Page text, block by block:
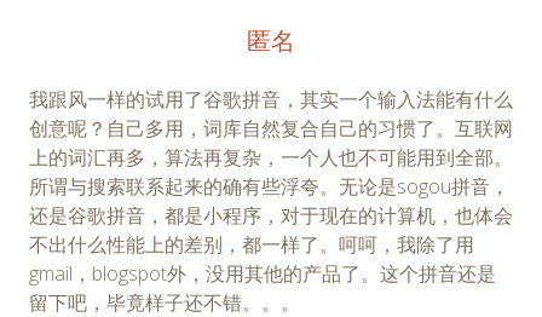
匿名
我跟风一样的试用了谷歌拼音，其实一个输入法能有什么
创意呢？自己多用，词库自然复合自己的习惯了。互联网
上的词汇再多，算法再复杂，一个人也不可能用到全部。
所谓与搜索联系起来的确有些浮夸。无论是sogou拼音，
还是谷歌拼音，都是小程序，对于现在的计算机，也体会
不出什么性能上的差别，都一样了。呵呵，我除了用
gmail，blogspot外，没用其他的产品了。这个拼音还是
留下吧，毕竟样子还不错。。。